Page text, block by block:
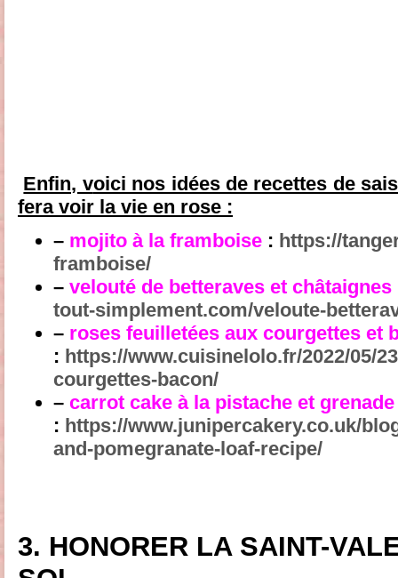
Enfin, voici nos idées de recettes de
fera voir la vie en rose :
– mojito à la framboise : https://
framboise/
– velouté de betteraves et châtaignes
tout-simplement.com/veloute-
– roses feuilletées aux courgettes et
: https://www.cuisinelolo.fr/2022/05/
courgettes-bacon/
– carrot cake à la pistache et grenade
: https://www.junipercakery.co.uk/
and-pomegranate-loaf-recipe/
3. HONORER LA SAINT-